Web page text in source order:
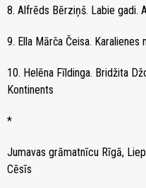
8. Alfrēds Bērziņš. Labie gadi.
9. Ella Mārča Čeisa.
10. Helēna Fīldinga. Bridžita
Kontinents
*
Jumavas grāmatnīcu Rīgā,
Cēsīs